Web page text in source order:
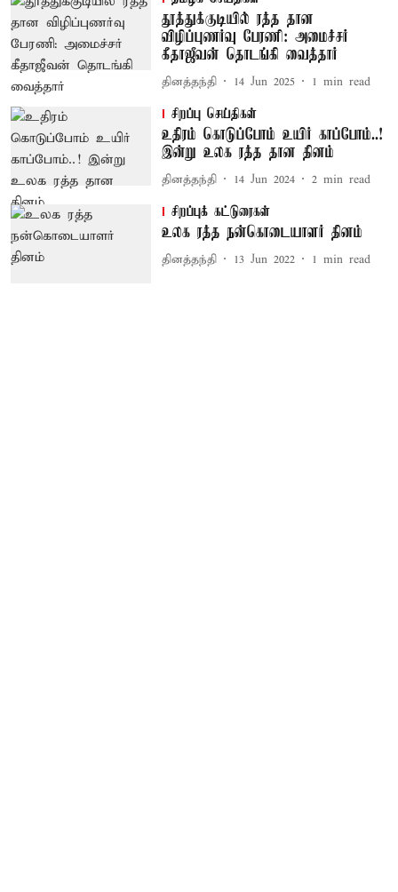
தூத்துக்குடியில் ரத்த தான
விழிப்புணர்வு பேரணி: அமைச்சர்
கீதாஜீவன் தொடங்கி வைத்தார்
தினத்தந்தி 14 Jun 2025 1 min read
சிறப்பு செய்திகள்
உதிரம் கொடுப்போம் உயிர் காப்போம்..!
இன்று உலக ரத்த தான தினம்
தினத்தந்தி 14 Jun 2024 2 min read
சிறப்புக் கட்டுரைகள்
உலக ரத்த நன்கொடையாளர் தினம்
தினத்தந்தி 13 Jun 2022 1 min read